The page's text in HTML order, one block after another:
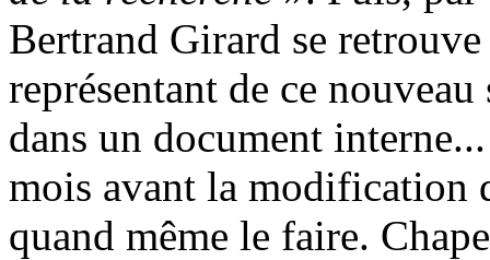
Bertrand Girard se
représentant de ce
dans un document
mois avant la modification
quand même le faire.